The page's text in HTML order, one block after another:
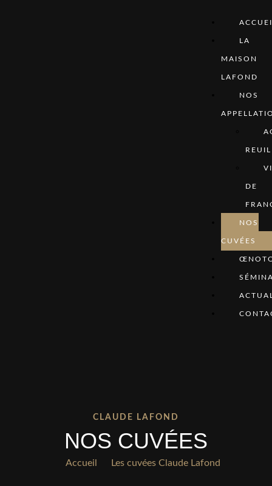
LA
MAISON
LAFOND
NOS
DE
NOS
CUVÉES
CLAUDE LAFOND
NOS CUVÉES
Accueil Les cuvées Claude Lafond